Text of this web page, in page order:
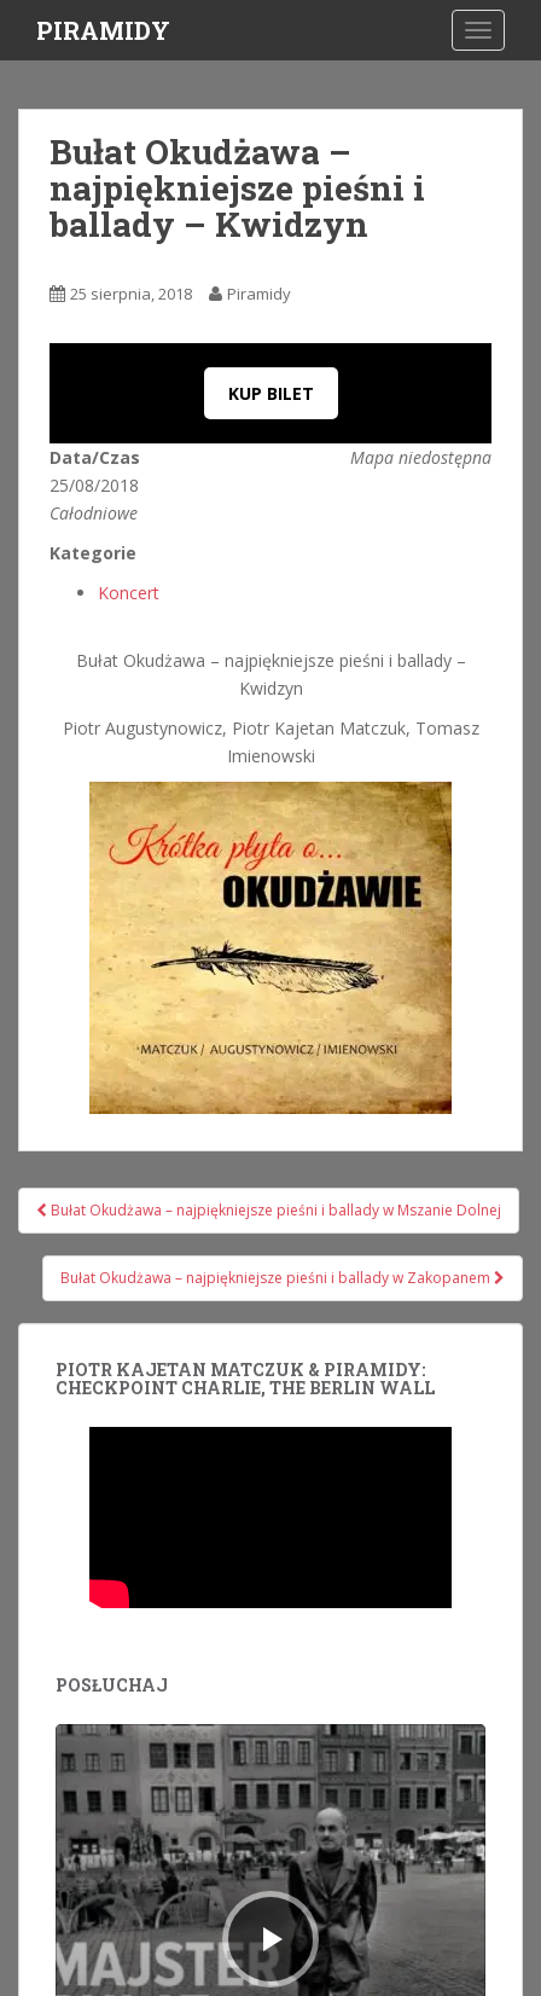
i
PIRAMIDY
Bułat Okudżawa –
najpiękniejsze pieśni i
ballady – Kwidzyn
25 sierpnia, 2018 Piramidy
KUP BILET
Mapa niedostępna
Data/Czas
25/08/2018
Całodniowe
Kategorie
Koncert
Bułat Okudżawa – najpiękniejsze pieśni i ballady –
Kwidzyn
Piotr Augustynowicz, Piotr Kajetan Matczuk, Tomasz
Imienowski
Nawigacja
wpisu
Bułat Okudżawa – najpiękniejsze pieśni i ballady w Mszanie Dolnej
Bułat Okudżawa – najpiękniejsze pieśni i ballady w Zakopanem
PIOTR KAJETAN MATCZUK & PIRAMIDY:
CHECKPOINT CHARLIE, THE BERLIN WALL
POSŁUCHAJ
Odtwarzacz
dźwiękowych